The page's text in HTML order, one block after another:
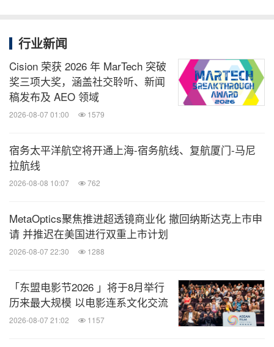
主办方上海博华国际展览有限公司和上海会展有限公
司，将通过往届展商和观众的大数据精准邀约各地文
旅管理部门、博物馆、科技馆、艺术馆等G端观众，
以及各地文旅景区招商运营部门、商业空间招商运营
部门、相关产业投资人、IP持有方、OTA、旅行社等
同时，通过大量的媒体宣传，吸引C端观众对沉浸式
项目的关注。
除了广泛的官方媒体和上海旅游产业博览会新媒体矩
阵推广之外，TPS沉浸日活动还得到了MANA、乐游
作推广。
如何参与"TPS沉浸日"活动
行业新闻
Cision 荣获 2026 年 MarTech 突破
奖三项大奖，涵盖社交聆听、新闻
稿发布及 AEO 领域
2026-08-07 01:00 1579
宿务太平洋航空将开通上海-宿务航线、复航厦门-马尼
拉航线
2026-08-08 10:07 762
MetaOptics聚焦推进超透镜商业化 撤回纳斯达克上市申
请 并推迟在美国进行双重上市计划
2026-08-07 22:30 1288
「东盟电影节2026 」将于8月举行
历来最大规模 以电影连系文化交流
2026-08-07 21:02 1157